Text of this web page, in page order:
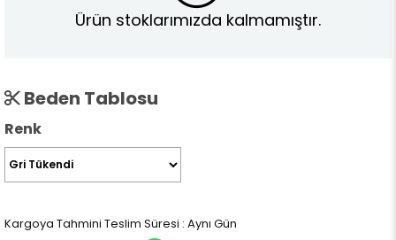
Ürün stoklarımızda kalmamıştır.
Beden Tablosu
Renk
Kargoya Tahmini Teslim Süresi : Aynı Gün